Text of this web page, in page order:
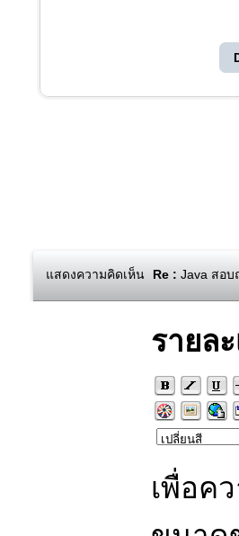
แสดงความคิดเห็น Re : Java สอบ
รายล
เพื่อค